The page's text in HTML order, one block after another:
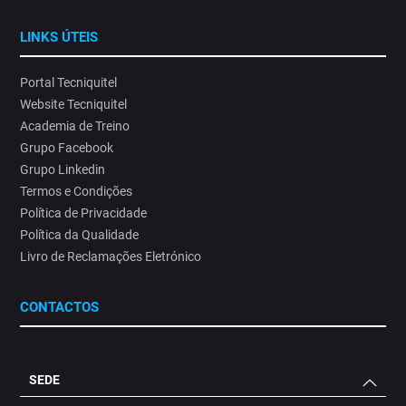
LINKS ÚTEIS
Portal Tecniquitel
Website Tecniquitel
Academia de Treino
Grupo Facebook
Grupo Linkedin
Termos e Condições
Política de Privacidade
Política da Qualidade
Livro de Reclamações Eletrónico
CONTACTOS
SEDE